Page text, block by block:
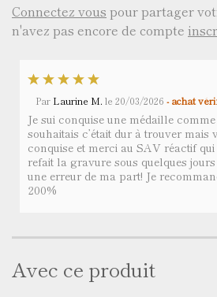
Connectez vous pour partager
n'avez pas encore de compte
Par Laurine M. le 20/03/2026 - achat
Je sui conquise une médaille
souhaitais c’était dur à trouver mais
conquise et merci au SAV réactif qui
refait la gravure sous quelques jours
une erreur de ma part! Je
200%
Avec ce produit